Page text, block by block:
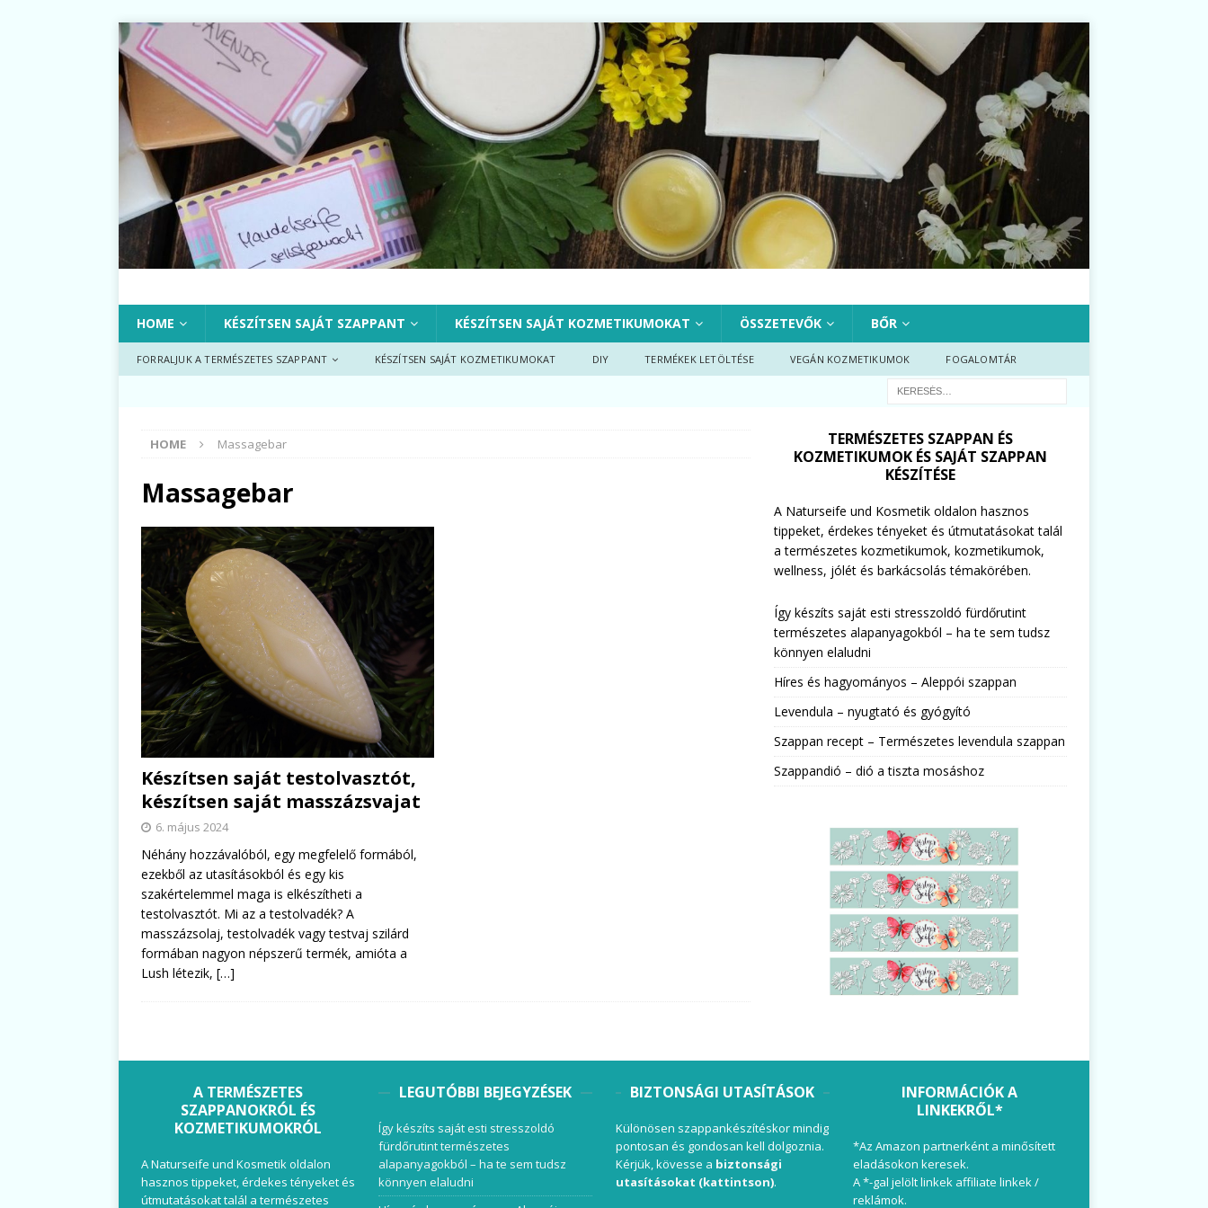
HOME KÉSZÍTSEN SAJÁT SZAPPANT KÉSZÍTSEN SAJÁT KOZMETIKUMOKAT ÖSSZETEVŐK BŐR
FORRALJUK A TERMÉSZETES SZAPPANT KÉSZÍTSEN SAJÁT KOZMETIKUMOKAT DIY TERMÉKEK LETÖLTÉSE VEGÁN KOZMETIKUMOK FOGALOMTÁR
HOME Massagebar
Massagebar
Készítsen saját testolvasztót,
készítsen saját masszázsvajat
6. május 2024
Néhány hozzávalóból, egy megfelelő formából,
ezekből az utasításokból és egy kis
szakértelemmel maga is elkészítheti a
testolvasztót. Mi az a testolvadék? A
masszázsolaj, testolvadék vagy testvaj szilárd
formában nagyon népszerű termék, amióta a
Lush létezik, […]
TERMÉSZETES SZAPPAN ÉS
KOZMETIKUMOK ÉS SAJÁT SZAPPAN
KÉSZÍTÉSE
A Naturseife und Kosmetik oldalon hasznos
tippeket, érdekes tényeket és útmutatásokat talál
a természetes kozmetikumok, kozmetikumok,
wellness, jólét és barkácsolás témakörében.
Így készíts saját esti stresszoldó fürdőrutint
természetes alapanyagokból – ha te sem tudsz
könnyen elaludni
Híres és hagyományos – Aleppói szappan
Levendula – nyugtató és gyógyító
Szappan recept – Természetes levendula szappan
Szappandió – dió a tiszta mosáshoz
A TERMÉSZETES
SZAPPANOKRÓL ÉS
KOZMETIKUMOKRÓL
A Naturseife und Kosmetik oldalon
hasznos tippeket, érdekes tényeket és
útmutatásokat talál a természetes
LEGUTÓBBI BEJEGYZÉSEK
Így készíts saját esti stresszoldó
fürdőrutint természetes
alapanyagokból – ha te sem tudsz
könnyen elaludni
BIZTONSÁGI UTASÍTÁSOK
Különösen szappankészítéskor mindig
pontosan és gondosan kell dolgoznia.
Kérjük, kövesse a biztonsági
utasításokat (kattintson).
INFORMÁCIÓK A
LINKEKRŐL*
*Az Amazon partnerként a minősített
eladásokon keresek.
A *-gal jelölt linkek affiliate linkek /
reklámok.